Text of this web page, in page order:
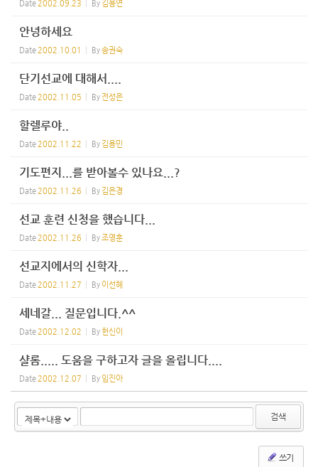
Date 2002.09.23 By 김용연
안녕하세요
Date 2002.10.01 By송권숙
단기선교에 대해서....
Date 2002.11.05 By전성은
할렐루야..
Date 2002.11.22 By 김용민
기도편지...를 받아볼수 있나요...?
Date 2002.11.26 By 김은경
선교 훈련 신청을 했습니다...
Date 2002.11.26 By조영훈
선교지에서의 신학자...
Date 2002.11.27 By 이선혜
세네갈... 질문입니다.^^
Date 2002.12.02 By헌신이
샬롬..... 도움을 구하고자 글을 올립니다....
Date 2002.12.07 By 임진아
검색
쓰기